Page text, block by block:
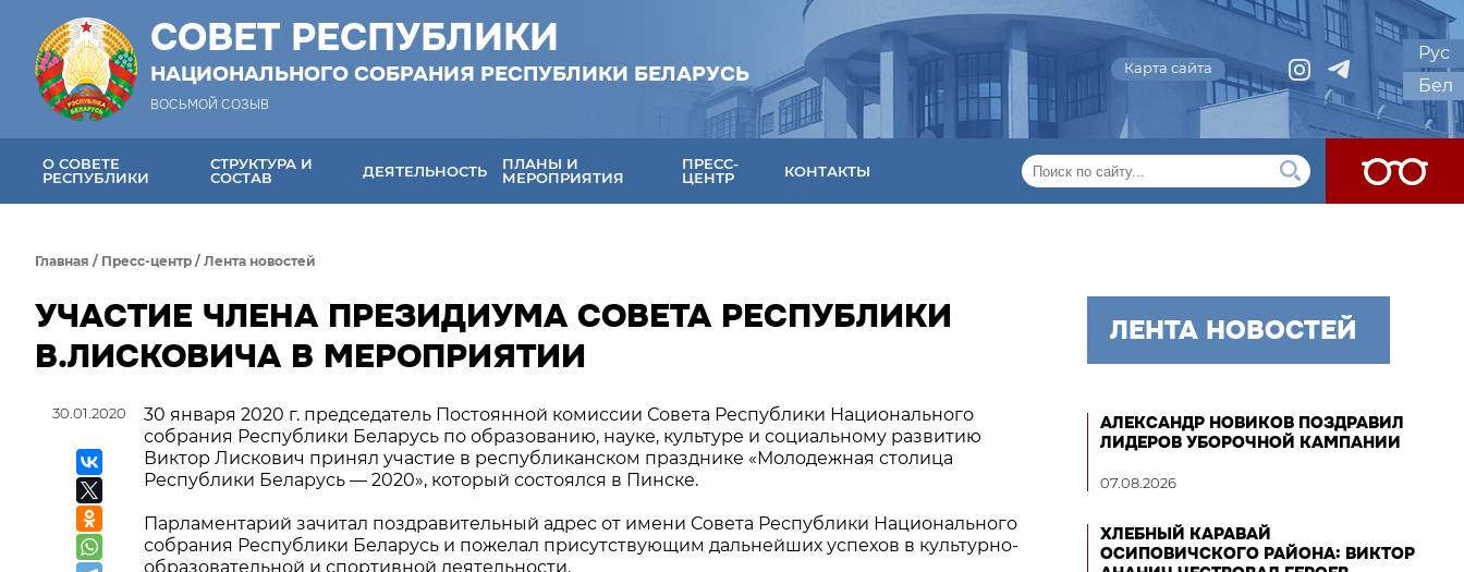
СОВЕТ РЕСПУБЛИКИ
НАЦИОНАЛЬНОГО СОБРАНИЯ РЕСПУБЛИКИ БЕЛАРУСЬ
ВОСЬМОЙ СОЗЫВ
Карта сайта
Рус
Бел
О СОВЕТЕ
РЕСПУБЛИКИ
СТРУКТУРА И
СОСТАВ
ДЕЯТЕЛЬНОСТЬ
ПЛАНЫ И
МЕРОПРИЯТИЯ
ПРЕСС-
ЦЕНТР
КОНТАКТЫ
Главная / Пресс-центр / Лента новостей
УЧАСТИЕ ЧЛЕНА ПРЕЗИДИУМА СОВЕТА РЕСПУБЛИКИ
В.ЛИСКОВИЧА В МЕРОПРИЯТИИ
30.01.2020
30 января 2020 г. председатель Постоянной комиссии Совета Республики Национального
собрания Республики Беларусь по образованию, науке, культуре и социальному развитию
Виктор Лискович принял участие в республиканском празднике «Молодежная столица
Республики Беларусь — 2020», который состоялся в Пинске.
Парламентарий зачитал поздравительный адрес от имени Совета Республики Национального
собрания Республики Беларусь и пожелал присутствующим дальнейших успехов в культурно-
образовательной и спортивной деятельности.
ЛЕНТА НОВОСТЕЙ
АЛЕКСАНДР НОВИКОВ ПОЗДРАВИЛ
ЛИДЕРОВ УБОРОЧНОЙ КАМПАНИИ
07.08.2026
ХЛЕБНЫЙ КАРАВАЙ
ОСИПОВИЧСКОГО РАЙОНА: ВИКТОР